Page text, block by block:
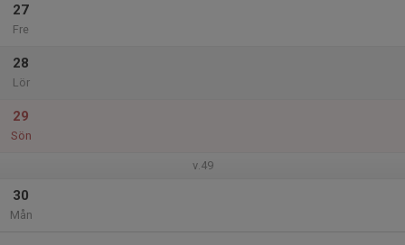
27
Fre
28
Lör
29
Sön
v.49
30
Mån